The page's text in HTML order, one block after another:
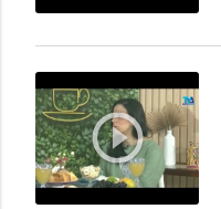
play_circle_outline